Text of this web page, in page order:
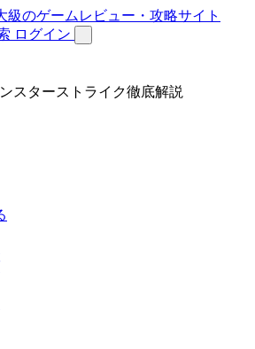
ログイン
スターストライク徹底解説